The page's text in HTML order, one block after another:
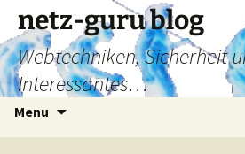
Skip
content
netz-guru blog
Webtechniken, Sicherheit
Interessantes…
Menu